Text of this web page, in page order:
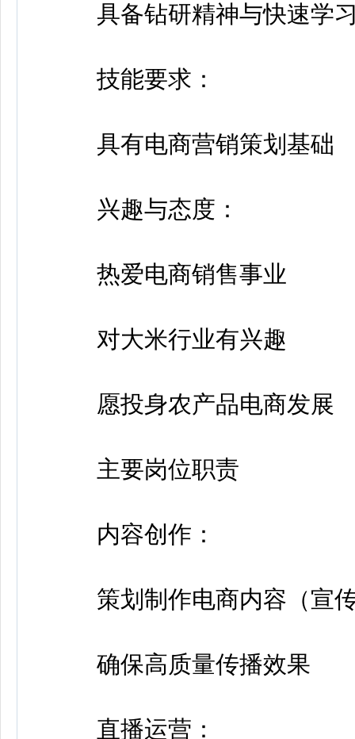
具备钻研精神与快速学
技能要求：
具有电商营销策划基础
兴趣与态度：
热爱电商销售事业
对大米行业有兴趣
愿投身农产品电商发展
主要岗位职责
内容创作：
策划制作电商内容（宣传
确保高质量传播效果
直播运营：